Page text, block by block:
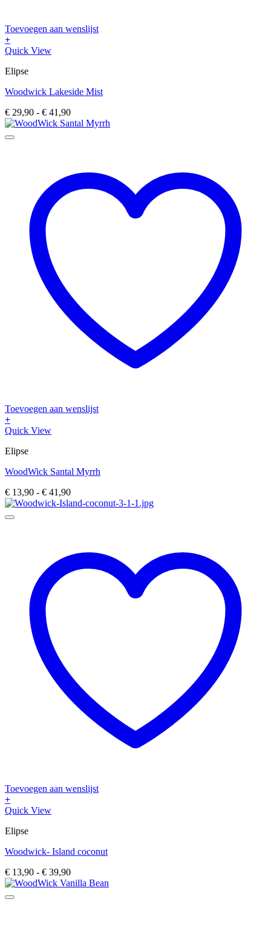
Toevoegen aan wenslijst
+
Dit
heeft
variaties.
optie
kan
gekozen
productpagina
Quick View
Elipse
Woodwick Lakeside Mist
€ 29,90 - € 41,90Prijsklasse:
€ 29,90
Toevoegen aan wenslijst
+
Dit
heeft
variaties.
optie
kan
gekozen
productpagina
Quick View
Elipse
WoodWick Santal Myrrh
€ 13,90 - € 41,90Prijsklasse:
€ 13,90
Toevoegen aan wenslijst
+
Dit
heeft
variaties.
optie
kan
gekozen
Quick View
Elipse
Woodwick- Island coconut
€ 13,90 - € 39,90Prijsklasse:
€ 13,90